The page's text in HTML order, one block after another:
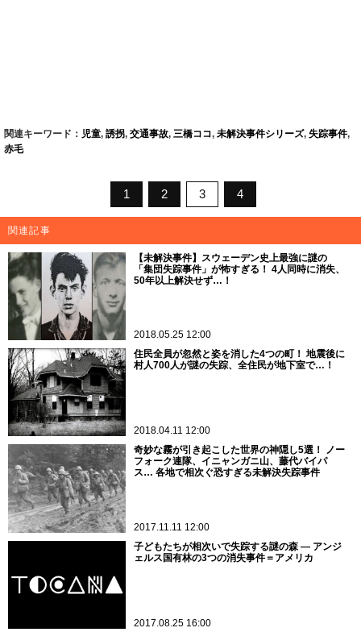
関連キーワード： 児童, 誘拐, 交通事故, 三橋ココ, 未解決事件シリーズ, 失踪事件,
赤毛
1 2 3 4
関連記事
【未解決事件】スウェーデン史上最強に謎の
「集団失踪事件」が怖すぎる！ 4人同時に消失、
50年以上解決せず…！
2018.05.25 12:00
住民全員が忽然と姿を消した4つの町！ 地震後に
村人700人が謎の失踪、全住民が地下室で…！
2018.04.11 12:00
奇妙な霧が引き起こした世界の神隠し5選！ ノー
フォーク連隊、イニャンガニ山、藤代バイパ
ス… 各地で相次ぐ恐すぎる未解決失踪事件
2017.11.11 12:00
子どもたちが相次いで失踪する謎の森 ― アンジ
ェルス国有林の3つの消失事件＝アメリカ
2017.08.25 16:00